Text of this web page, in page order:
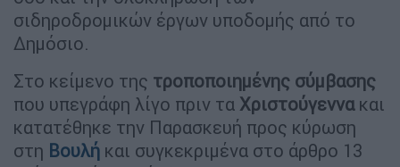
σιδηροδρομικών έργων υποδομής από το
Δημόσιο.
Στο κείμενο της τροποποιημένης σύμβασης
που υπεγράφη λίγο πριν τα Χριστούγεννακαι
κατατέθηκε την Παρασκευή προς κύρωση
στη Βουλή και συγκεκριμένα στο άρθρο 13